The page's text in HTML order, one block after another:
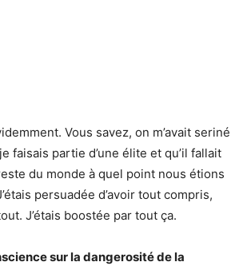
Vous savez, on m’avait seriné
faisais partie d’une élite et qu’il fallait
du monde à quel point nous étions
persuadée d’avoir tout compris,
J’étais boostée par tout ça.
sur la dangerosité de la